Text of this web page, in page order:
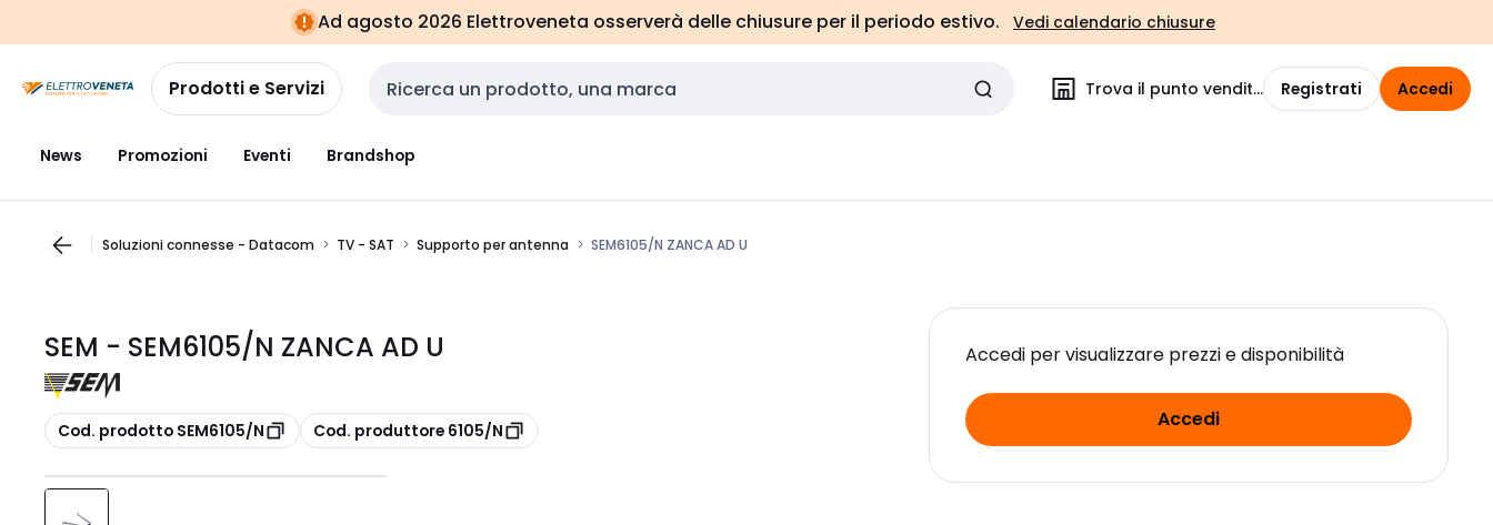
navigazionealla
pagina
Ad agosto 2026 Elettroveneta osserverà delle chiusure per il periodo estivo. Vedi calendario chiusure
Prodotti e Servizi Cerca input Trova il punto vendita Registrati Accedi
News Promozioni Eventi Brandshop
Soluzioni connesse - Datacom TV - SAT Supporto per antenna SEM6105/N ZANCA AD U
SEM - SEM6105/N ZANCA AD U
copia
Cod. prodotto SEM6105/N copia
Cod. produttore 6105/N
Accedi per visualizzare prezzi e disponibilità
Accedi